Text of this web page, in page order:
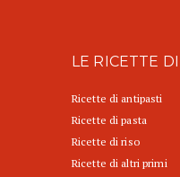
LE RICETTE
Ricette di antipasti
Ricette di pasta
Ricette di riso
Ricette di altri primi